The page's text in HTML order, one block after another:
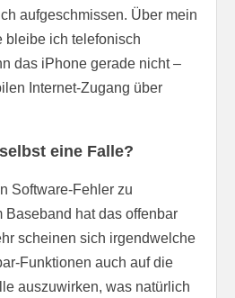
aufgeschmissen. Über mein
bleibe ich telefonisch
das iPhone gerade nicht –
Internet-Zugang über
eine Falle?
Software-Fehler zu
Baseband hat das offenbar
scheinen sich irgendwelche
Funktionen auch auf die
auszuwirken, was natürlich